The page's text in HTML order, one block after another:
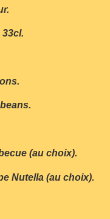
(au choix).
Nutella (au choix).